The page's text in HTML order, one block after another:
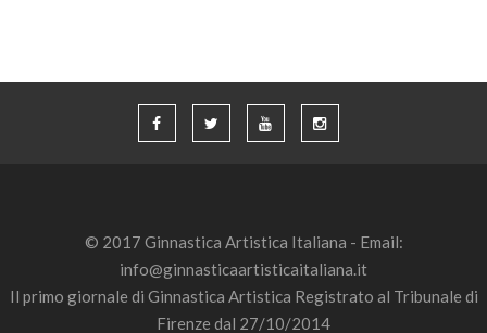
© 2017 Ginnastica Artistica Italiana - Email:
info@ginnasticaartisticaitaliana.it
Il primo giornale di Ginnastica Artistica Registrato al Tribunale di
Firenze dal 27/10/2014